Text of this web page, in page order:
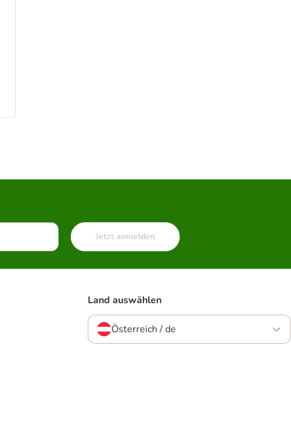
Jetzt anmelden
Land auswählen
Österreich / de